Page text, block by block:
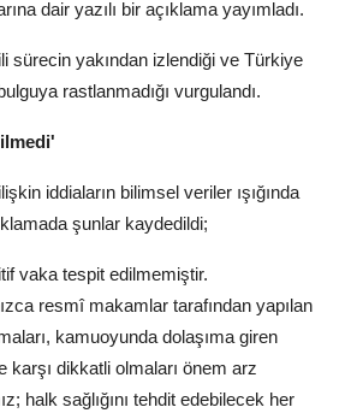
dair yazılı bir açıklama yayımladı.
sürecin yakından izlendiği ve Türkiye
rastlanmadığı vurgulandı.
iddiaların bilimsel veriler ışığında
şunlar kaydedildi;
vaka tespit edilmemiştir.
resmî makamlar tarafından yapılan
kamuoyunda dolaşıma giren
karşı dikkatli olmaları önem arz
halk sağlığını tehdit edebilecek her